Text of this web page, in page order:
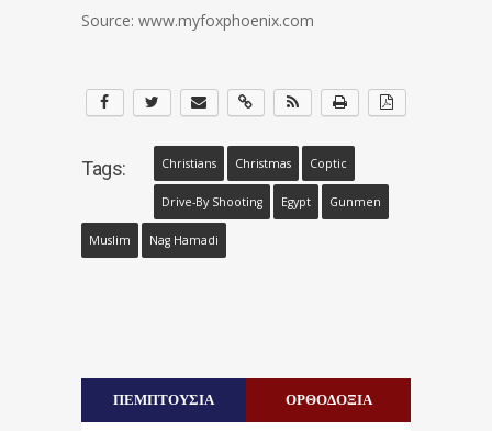
Source: www.myfoxphoenix.com
Tags: Christians Christmas Coptic
Drive-By Shooting Egypt Gunmen
Muslim Nag Hamadi
ΠΕΜΠΤΟΥΣΙΑ ΟΡΘΟΔΟΞΙΑ